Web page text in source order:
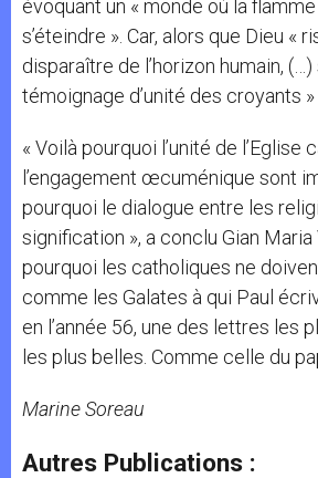
évoquant un « monde où la
s’éteindre ». Car, alors que Dieu «
disparaître de l’horizon humain, (…)
témoignage d’unité des croyants
« Voilà pourquoi l’unité de l’Eglise
l’engagement œcuménique sont
pourquoi le dialogue entre les
signification », a conclu Gian Maria
pourquoi les catholiques ne
comme les Galates à qui Paul
en l’année 56, une des lettres les
les plus belles. Comme celle du
Marine Soreau
Autres Publications :